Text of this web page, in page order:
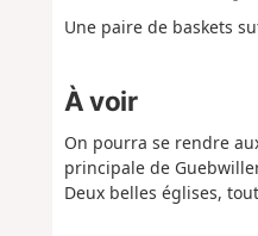
Une paire de baskets
À voir
On pourra se rendre
principale de
Deux belles églises,